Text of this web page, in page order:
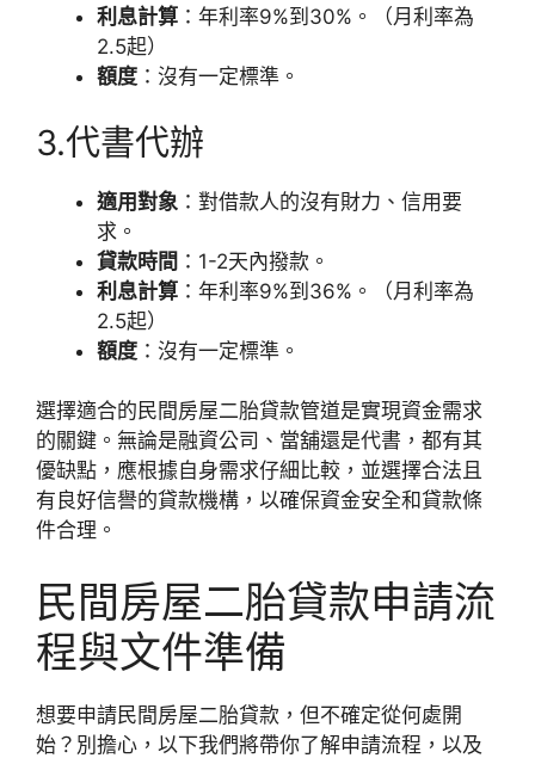
利息計算 ：年利率9%到30%。（月利率為
2.5起）
額度 ：沒有一定標準。
3.代書代辦
適用對象 ：對借款人的沒有財力、信用要
求。
貸款時間 ：1-2天內撥款。
利息計算 ：年利率9%到36%。（月利率為
2.5起）
額度 ：沒有一定標準。
選擇適合的民間房屋二胎貸款管道是實現資金需求
的關鍵。無論是融資公司、當舖還是代書，都有其
優缺點，應根據自身需求仔細比較，並選擇合法且
有良好信譽的貸款機構，以確保資金安全和貸款條
件合理。
民間房屋二胎貸款申請流
程與文件準備
想要申請民間房屋二胎貸款，但不確定從何處開
始？別擔心，以下我們將帶你了解申請流程，以及